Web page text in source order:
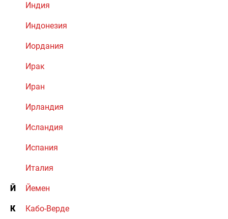
Индия
Индонезия
Иордания
Ирак
Иран
Ирландия
Исландия
Испания
Италия
Й Йемен
К Кабо-Верде